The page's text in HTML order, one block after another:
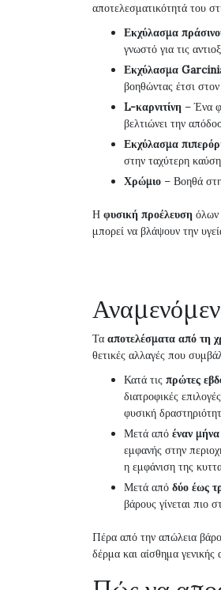
αποτελεσματικότητά του
Εκχύλασμα
γνωστό για τις
Εκχύλασμα
βοηθώντας έτσι
L-καρνιτίνη – Ένα
βελτιώνει την
Εκχύλασμα
στην ταχύτερη
Χρώμιο – Βοηθά
Η φυσική προέλευση όλων
μπορεί να βλάψουν την
Τα αποτελέσματα από τη
θετικές αλλαγές που
Κατά τις πρώτες
διατροφικές
φυσική
Μετά από έναν
εμφανής στην
η εμφάνιση της
Μετά από δύο έως
βάρους γίνεται πιο
Πέρα από την απώλεια
δέρμα και αίσθημα γενικής